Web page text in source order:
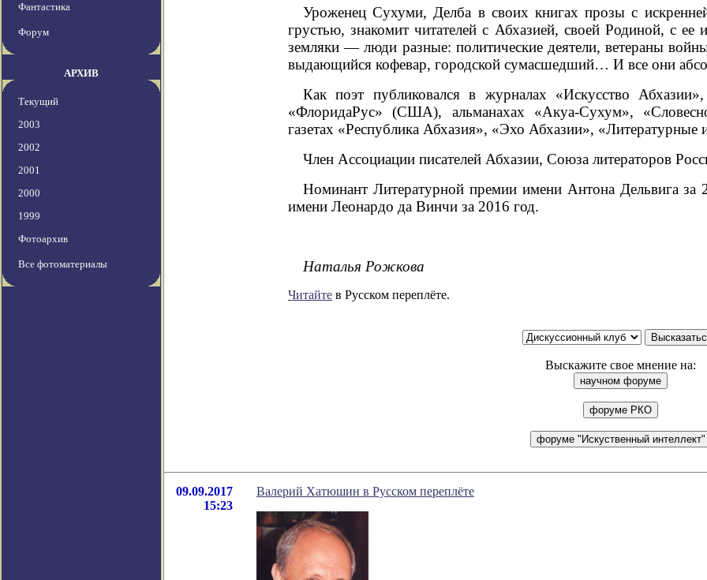
Фантастика
Форум
АРХИВ
Текущий
2003
2002
2001
2000
1999
Фотоархив
Все фотоматериалы
Уроженец Сухуми, Делба в своих книгах прозы с
грустью, знакомит читателей с Абхазией, своей Родиной, с
земляки — люди разные: политические деятели, ветераны
выдающийся кофевар, городской сумасшедший… И все они
Как поэт публиковался в журналах «Искусство
«ФлоридаРус» (США), альманахах «Акуа-Сухум»,
газетах «Республика Абхазия», «Эхо Абхазии», «Литературные
Член Ассоциации писателей Абхазии, Союза литераторов
Номинант Литературной премии имени Антона Дельвига
имени Леонардо да Винчи за 2016 год.
Наталья Рожкова
Читайте в Русском переплёте.
Выскажите свое мнение на:
09.09.2017
15:23
Валерий Хатюшин в Русском переплёте